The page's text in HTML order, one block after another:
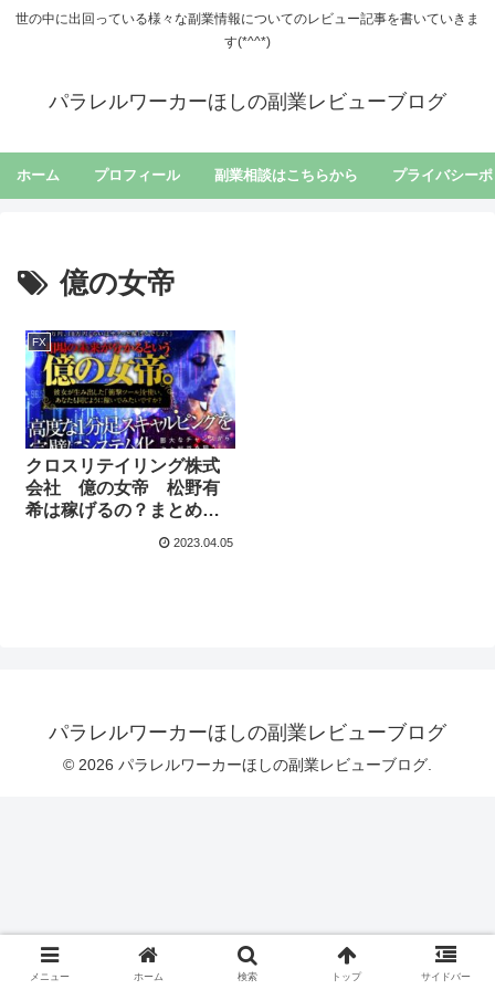
世の中に出回っている様々な副業情報についてのレビュー記事を書いていきま
す(*^^*)
パラレルワーカーほしの副業レビューブログ
ホーム プロフィール 副業相談はこちらから プライバシー
億の女帝
FX
クロスリテイリング株式
会社 億の女帝 松野有
希は稼げるの？まとめて
2023.04.05
パラレルワーカーほしの副業レビューブログ
© 2026 パラレルワーカーほしの副業レビューブログ.
メニュー ホーム 検索 トップ サイドバー